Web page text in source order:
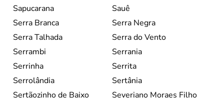
Sapucarana
Sauê
Serra Branca
Serra Negra
Serra Talhada
Serra do Vento
Serrambi
Serrania
Serrinha
Serrita
Serrolândia
Sertânia
Sertãozinho de Baixo
Severiano Moraes Filho